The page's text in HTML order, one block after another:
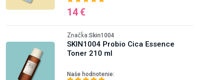
14 €
Značka:Skin1004
SKIN1004 Probio Cica Essence
Toner 210 ml
Naše hodnotenie: